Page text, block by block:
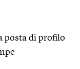
posta di profilo